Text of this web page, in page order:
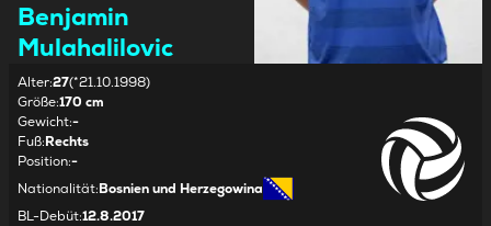
Benjamin
Mulahalilovic
Alter:27(*21.10.1998)
Größe:170 cm
Gewicht:-
Fuß:Rechts
Position:-
Nationalität:Bosnien und Herzegowina
BL-Debüt:12.8.2017